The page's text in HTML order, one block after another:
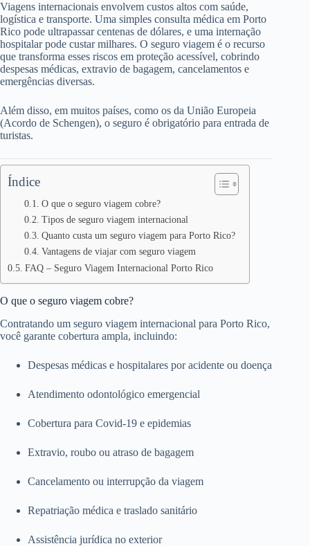
Viagens internacionais envolvem custos altos com saúde,
logística e transporte. Uma simples consulta médica em Porto
Rico pode ultrapassar centenas de dólares, e uma internação
hospitalar pode custar milhares. O seguro viagem é o recurso
que transforma esses riscos em proteção acessível, cobrindo
despesas médicas, extravio de bagagem, cancelamentos e
emergências diversas.
Além disso, em muitos países, como os da União Europeia
(Acordo de Schengen), o seguro é obrigatório para entrada de
turistas.
Índice
O que o seguro viagem cobre?
Tipos de seguro viagem internacional
Quanto custa um seguro viagem para Porto Rico?
Vantagens de viajar com seguro viagem
FAQ – Seguro Viagem Internacional Porto Rico
O que o seguro viagem cobre?
Contratando um seguro viagem internacional para Porto Rico,
você garante cobertura ampla, incluindo:
Despesas médicas e hospitalares por acidente ou doença
Atendimento odontológico emergencial
Cobertura para Covid-19 e epidemias
Extravio, roubo ou atraso de bagagem
Cancelamento ou interrupção da viagem
Repatriação médica e traslado sanitário
Assistência jurídica no exterior